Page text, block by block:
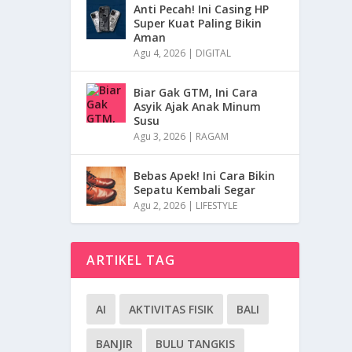
Anti Pecah! Ini Casing HP
Super Kuat Paling Bikin
Aman
Agu 4, 2026 | DIGITAL
Biar Gak GTM, Ini Cara
Asyik Ajak Anak Minum
Susu
Agu 3, 2026 | RAGAM
Bebas Apek! Ini Cara Bikin
Sepatu Kembali Segar
Agu 2, 2026 | LIFESTYLE
ARTIKEL TAG
AI AKTIVITAS FISIK BALI
BANJIR BULU TANGKIS